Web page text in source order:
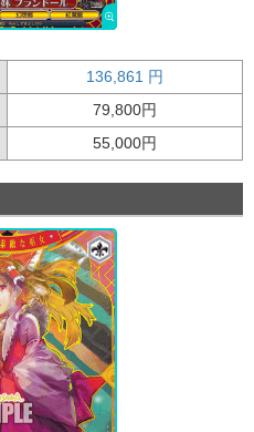
136,861 円
79,800円
55,000円